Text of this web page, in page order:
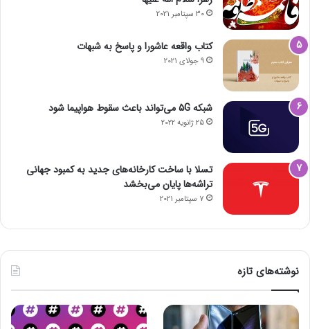
30 سپتامبر 2021
کتاب واقعه عاشورا و پاسخ به شبهات
9 جولای 2021
شبکه 5G می‌تواند باعث سقوط هواپیما شود
25 ژانویه 2022
تسلا با ساخت کارخانه‌های جدید به کمبود جهانی
تراشه‌ها پایان می‌بخشد
7 سپتامبر 2021
نوشته‌های تازه